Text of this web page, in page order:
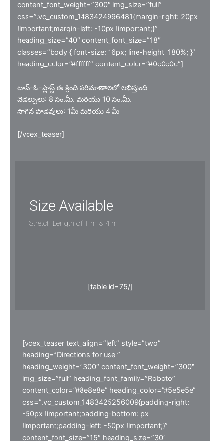
content_font_weight=”300″ img_size=”full”
css=”.vc_custom_1483424996481{margin-right: 20px
!important;margin-left: -10px !important;}”
heading_size=”40″ content_font_size=”18″
classes=”body { font-size: 16px; line-height: 180%; }”
heading_color=”#ffffff” content_color=”#0c0c0c”]
టాప్-ఓ-ప్లాస్ట్ ఈ క్రింది పరిమాణాలలో లభిస్తుంది
వెడల్పులు: 8 సెం.మీ. మరియు 10 సెం.మీ.
సాగిన పొడవులు: 1మీ మరియు 4 మీ
[/vcex_teaser]
Size Available
Stretch Length of 1 m & 4 m
[table id=75/]
[vcex_teaser text_align=”left” style=”two”
heading=”Directions for use ”
heading_weight=”300″ content_font_weight=”300″
img_size=”full” heading_font_family=”Roboto”
content_color=”#8e8e8e” heading_color=”#5e5e5e”
css=”.vc_custom_1483425256009{padding-right:
-50px !important;padding-bottom: px
!important;padding-left: -50px !important;}”
content_font_size=”15″ heading_size=”30″